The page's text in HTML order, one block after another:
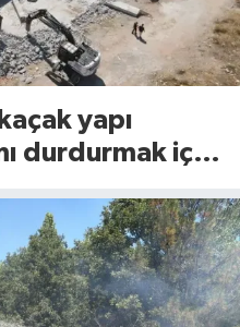
yapı
durdurmak için